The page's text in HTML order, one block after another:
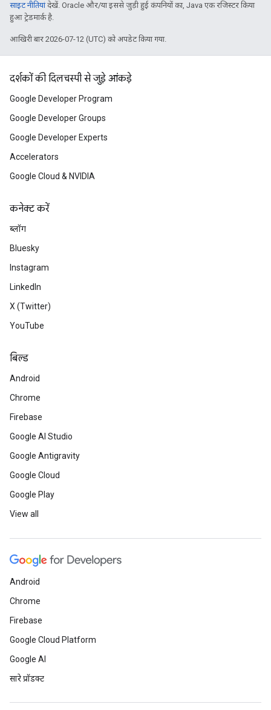
साइट नीतियांदेखें. Oracle और/या इससे जुड़ी हुई कंपनियों का, Java एक रजिस्टर किया
हुआ ट्रेडमार्क है.
आखिरी बार 2026-07-12 (UTC) को अपडेट किया गया.
दर्शकों की दिलचस्पी से जुड़े आंकड़े
Google Developer Program
Google Developer Groups
Google Developer Experts
Accelerators
Google Cloud & NVIDIA
कनेक्ट करें
ब्लॉग
Bluesky
Instagram
LinkedIn
X (Twitter)
YouTube
बिल्ड
Android
Chrome
Firebase
Google AI Studio
Google Antigravity
Google Cloud
Google Play
View all
Android
Chrome
Firebase
Google Cloud Platform
Google AI
सारे प्रॉडक्ट